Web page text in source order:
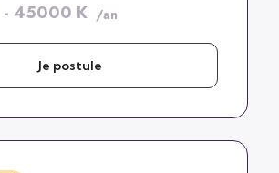
- 45000 K /an
Je postule